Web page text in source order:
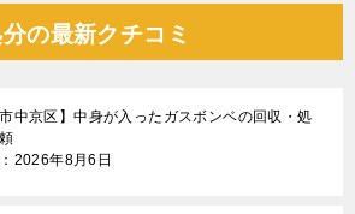
の最新クチコミ
市中京区】中身が入ったガスボンベの回収・処
2026年8月6日